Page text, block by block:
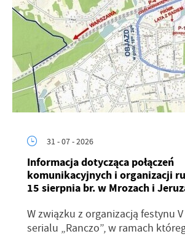
31 - 07 - 2026
Informacja dotycząca połączeń
komunikacyjnych i organizacji
15 sierpnia br. w Mrozach i
W związku z organizacją festynu
serialu „Ranczo”, w ramach